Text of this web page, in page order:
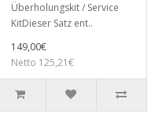
Überholungskit / Service
KitDieser Satz ent..
149,00€
Netto 125,21€